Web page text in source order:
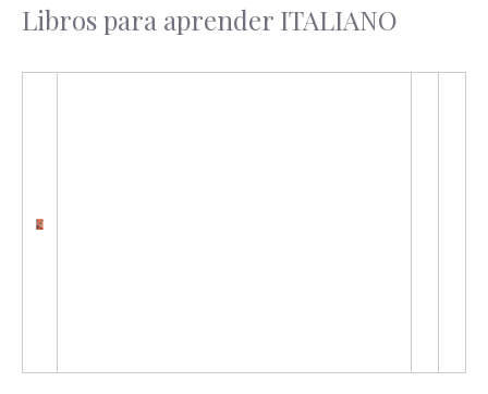
Libros para aprender ITALIANO